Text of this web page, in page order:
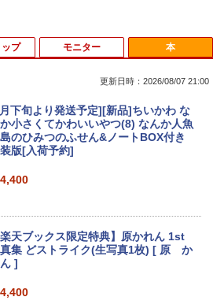
間限定破格金額！】新生活 新古品 W
搭載 パソコンノートパソコンoffice
初心者向けノートPC 初期設定済 1
型 インテル高速CPU ランダムで発送
カメラ zoom 軽量薄型 無線 型番更
ートパソコン Windows11 Pro Office
プ モニター
間限定10%OFFクーポン 8/12 10時
】 モニター 21.5型 液晶ディスプレ
ベゼル ディスプレイ 液晶モニター PC
ター 壁掛け フリッカーレス FreeSy
トカット VAパネル VESAフル FHD
】 ゲーミングモニター 24.5インチ F
本
更新日時：2026/08/07 21:00
下旬より発送予定][新品]ちいかわ な
小さくてかわいいやつ(8) なんか人魚
のひみつのふせん&ノートBOX付き
版[入荷予約]
楽天ブックス限定特典】原かれん 1st
集 どストライク(生写真1枚) [ 原 か
]